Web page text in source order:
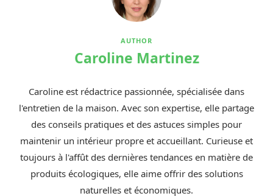
AUTHOR
Caroline Martinez
Caroline est rédactrice passionnée, spécialisée dans
l'entretien de la maison. Avec son expertise, elle partage
des conseils pratiques et des astuces simples pour
maintenir un intérieur propre et accueillant. Curieuse et
toujours à l'affût des dernières tendances en matière de
produits écologiques, elle aime offrir des solutions
naturelles et économiques.